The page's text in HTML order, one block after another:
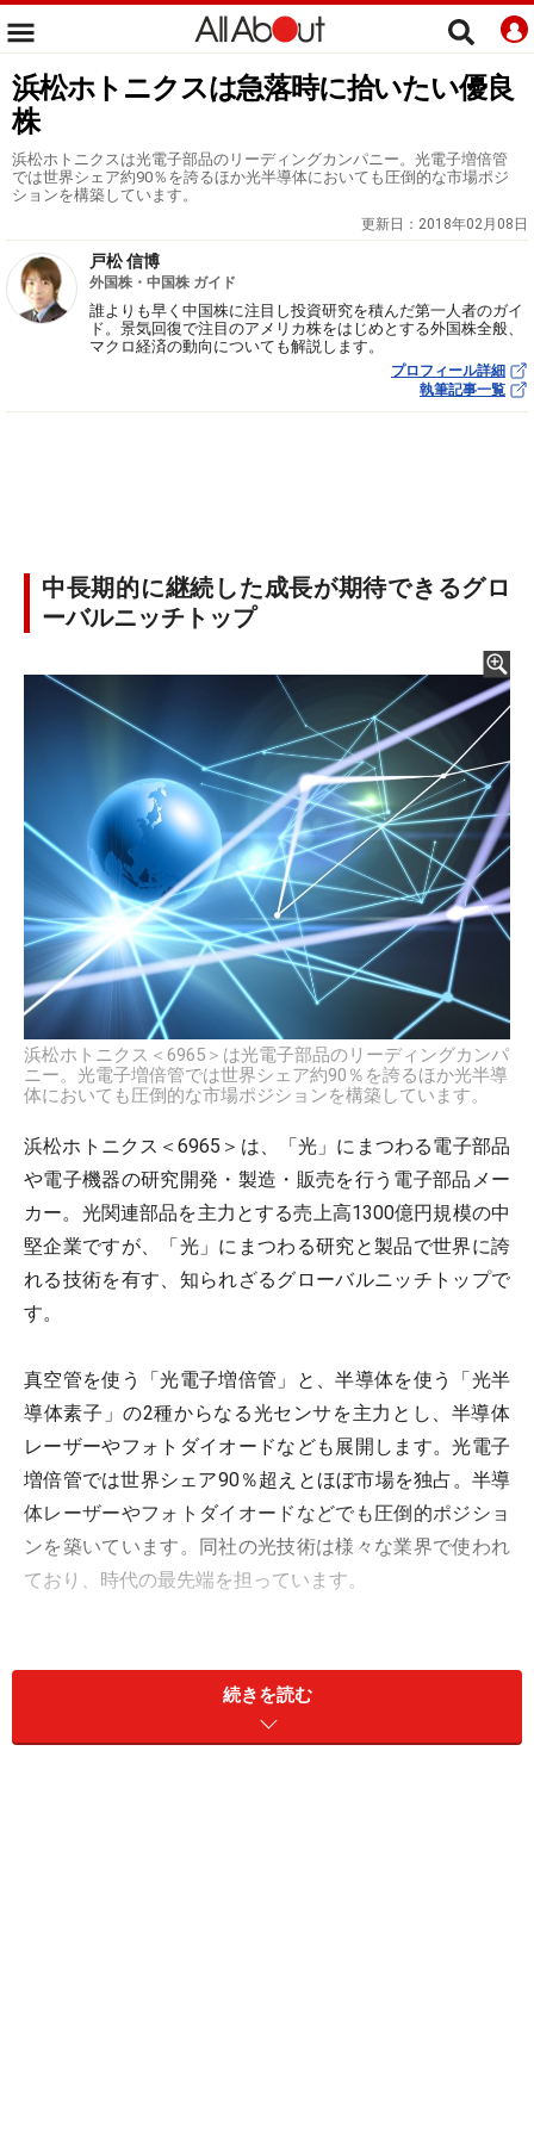
浜松ホトニクスは急落時に拾いたい優良
株
浜松ホトニクスは光電子部品のリーディングカンパニー。光電子増倍管
では世界シェア約90％を誇るほか光半導体においても圧倒的な市場ポジ
ションを構築しています。
更新日： 2018年02月08日
戸松 信博
外国株・中国株 ガイド
誰よりも早く中国株に注目し投資研究を積んだ第一人者のガイ
ド。景気回復で注目のアメリカ株をはじめとする外国株全般、
マクロ経済の動向についても解説します。
プロフィール詳細
執筆記事一覧
中長期的に継続した成長が期待できるグロ
ーバルニッチトップ
浜松ホトニクス＜6965＞は光電子部品のリーディングカンパ
ニー。光電子増倍管では世界シェア約90％を誇るほか光半導
体においても圧倒的な市場ポジションを構築しています。
浜松ホトニクス＜6965＞は、「光」にまつわる電子部品
や電子機器の研究開発・製造・販売を行う電子部品メー
カー。光関連部品を主力とする売上高1300億円規模の中
堅企業ですが、「光」にまつわる研究と製品で世界に誇
れる技術を有す、知られざるグローバルニッチトップで
す。
真空管を使う「光電子増倍管」と、半導体を使う「光半
導体素子」の2種からなる光センサを主力とし、半導体
レーザーやフォトダイオードなども展開します。光電子
増倍管では世界シェア90％超えとほぼ市場を独占。半導
体レーザーやフォトダイオードなどでも圧倒的ポジショ
ンを築いています。同社の光技術は様々な業界で使われ
ており、時代の最先端を担っています。
続きを読む